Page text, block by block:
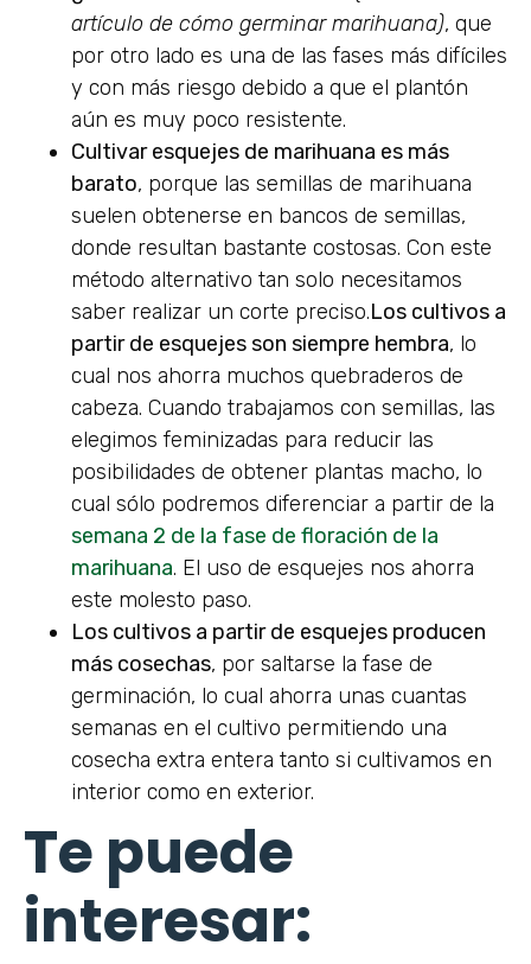
artículo de cómo germinar marihuana), que
por otro lado es una de las fases más difíciles
y con más riesgo debido a que el plantón
aún es muy poco resistente.
Cultivar esquejes de marihuana es más
barato, porque las semillas de marihuana
suelen obtenerse en bancos de semillas,
donde resultan bastante costosas. Con este
método alternativo tan solo necesitamos
saber realizar un corte preciso.Los cultivos a
partir de esquejes son siempre hembra, lo
cual nos ahorra muchos quebraderos de
cabeza. Cuando trabajamos con semillas, las
elegimos feminizadas para reducir las
posibilidades de obtener plantas macho, lo
cual sólo podremos diferenciar a partir de la
semana 2 de la fase de floración de la
marihuana. El uso de esquejes nos ahorra
este molesto paso.
Los cultivos a partir de esquejes producen
más cosechas, por saltarse la fase de
germinación, lo cual ahorra unas cuantas
semanas en el cultivo permitiendo una
cosecha extra entera tanto si cultivamos en
interior como en exterior.
Te puede
interesar: